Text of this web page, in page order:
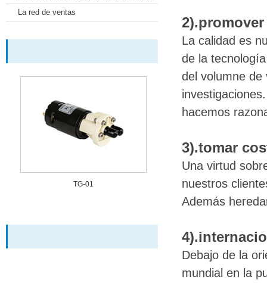
La red de ventas
TG-01
La calidad es
de la
del volumne de
hacemos
3).tomar
Una virtud
nuestros
Además
Debajo de la
mundial en la